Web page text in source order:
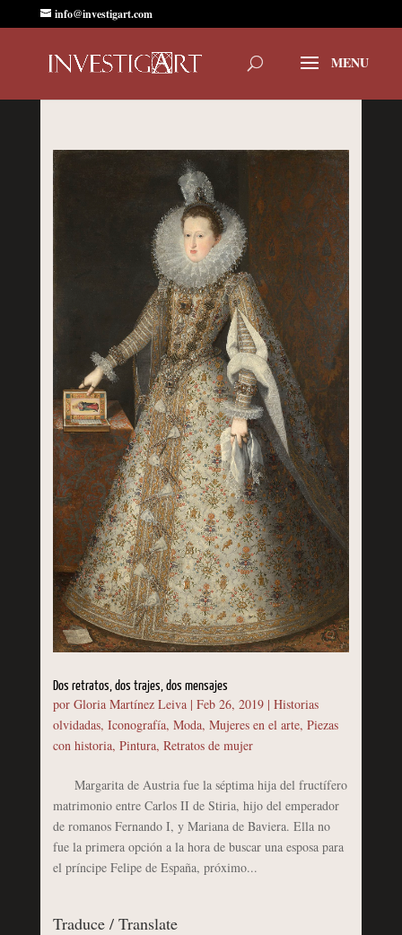
info@investigart.com
Dos retratos, dos trajes, dos mensajes
por Gloria Martínez Leiva| Feb 26, 2019| Historias
olvidadas, Iconografía, Moda, Mujeres en el arte, Piezas
con historia, Pintura, Retratos de mujer
Margarita de Austria fue la séptima hija del fructífero
matrimonio entre Carlos II de Stiria, hijo del emperador
de romanos Fernando I, y Mariana de Baviera. Ella no
fue la primera opción a la hora de buscar una esposa para
el príncipe Felipe de España, próximo...
Traduce / Translate